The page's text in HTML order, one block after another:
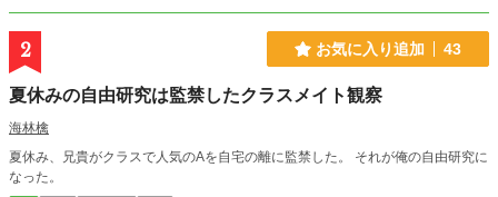
2 お気に入り追加 43
夏休みの自由研究は監禁したクラスメイト観察
海林檎
夏休み、兄貴がクラスで人気のAを自宅の離に監禁した。 それが俺の自由研究に
なった。